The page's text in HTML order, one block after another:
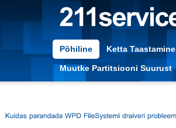
Põhiline Ketta Taastamine
Muutke Partitsiooni Suurust